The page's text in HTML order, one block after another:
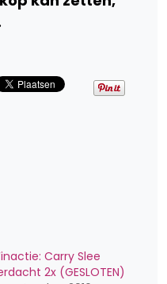
Carry Slee
2x (GESLOTEN)